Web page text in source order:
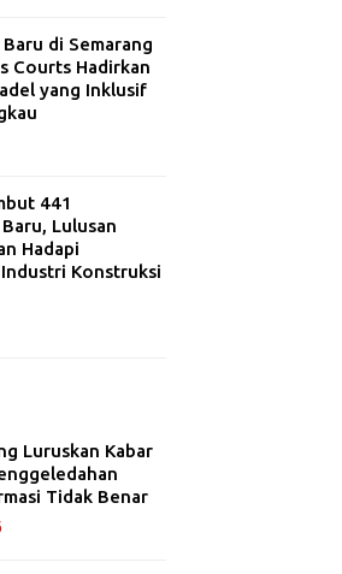
di Semarang
Courts Hadirkan
yang Inklusif
441
Lulusan
Hadapi
Konstruksi
Luruskan Kabar
Tidak Benar